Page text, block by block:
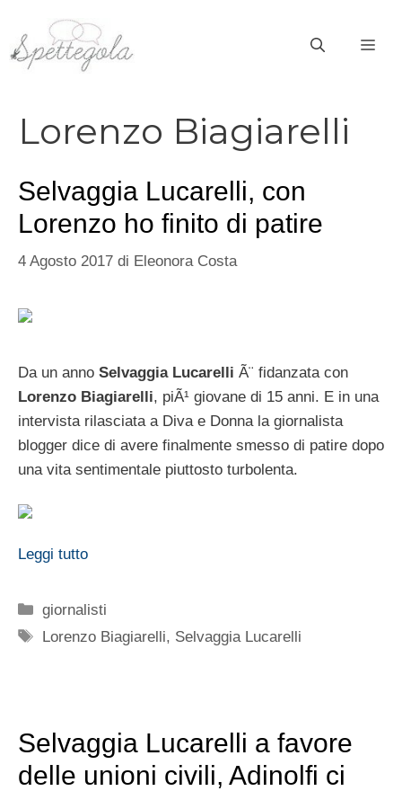
contenuto
Lorenzo Biagiarelli
Selvaggia Lucarelli, con
Lorenzo ho finito di patire
4 Agosto 2017 di Eleonora Costa
Da un anno Selvaggia Lucarelli Ã¨ fidanzata con
Lorenzo Biagiarelli, piÃ¹ giovane di 15 anni. E in una
intervista rilasciata a Diva e Donna la giornalista
blogger dice di avere finalmente smesso di patire dopo
una vita sentimentale piuttosto turbolenta.
Leggi tutto
Categorie
giornalisti
Tag
Lorenzo Biagiarelli, Selvaggia Lucarelli
Selvaggia Lucarelli a favore
delle unioni civili, Adinolfi ci